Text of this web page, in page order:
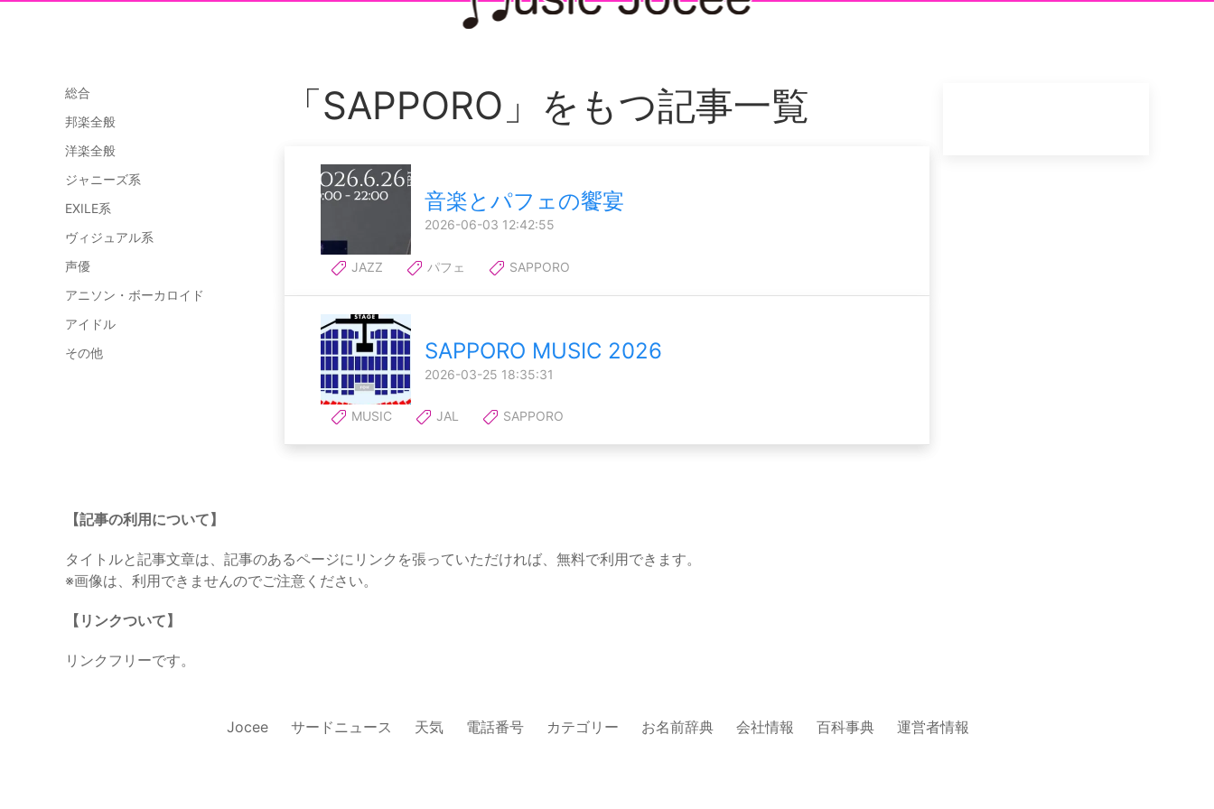
総合
邦楽全般
洋楽全般
ジャニーズ系
EXILE系
ヴィジュアル系
声優
アニソン・ボーカロイド
アイドル
その他
「SAPPORO」をもつ記事一覧
音楽とパフェの饗宴
2026-06-03 12:42:55
JAZZ パフェ SAPPORO
SAPPORO MUSIC 2026
2026-03-25 18:35:31
MUSIC JAL SAPPORO
【記事の利用について】
タイトルと記事文章は、記事のあるページにリンクを張っていただければ、無料で利用できます。
※画像は、利用できませんのでご注意ください。
【リンクついて】
リンクフリーです。
Jocee サードニュース 天気 電話番号 カテゴリー お名前辞典 会社情報 百科事典 運営者情報